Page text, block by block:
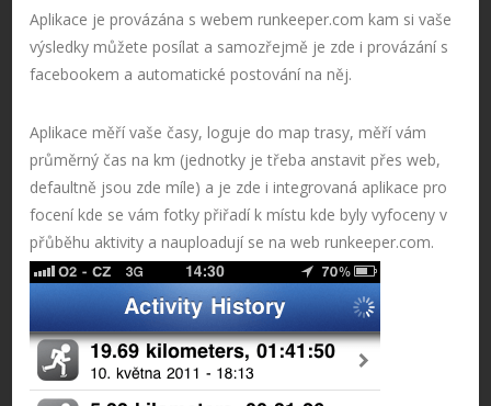
Aplikace je provázána s webem runkeeper.com kam si vaše
výsledky můžete posílat a samozřejmě je zde i provázání s
facebookem a automatické postování na něj.
Aplikace měří vaše časy, loguje do map trasy, měří vám
průměrný čas na km (jednotky je třeba anstavit přes web,
defaultně jsou zde míle) a je zde i integrovaná aplikace pro
focení kde se vám fotky přiřadí k místu kde byly vyfoceny v
přůběhu aktivity a nauploadují se na web runkeeper.com.